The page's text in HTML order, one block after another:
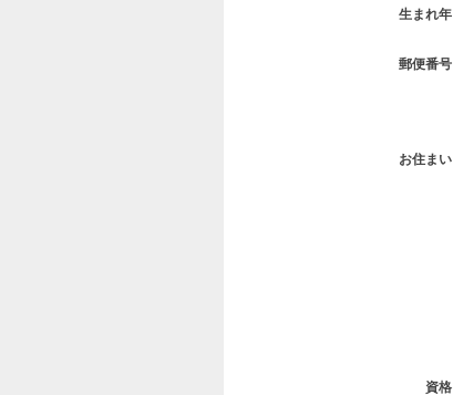
生まれ年
郵便番号
お住まい
資格